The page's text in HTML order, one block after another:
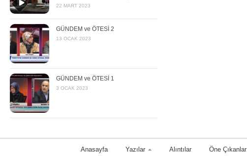
22 MART 2023
GÜNDEM ve ÖTESİ 2
13 OCAK 2023
GÜNDEM ve ÖTESİ 1
3 OCAK 2023
Anasayfa Yazılar Alıntılar Öne Çıkanlar